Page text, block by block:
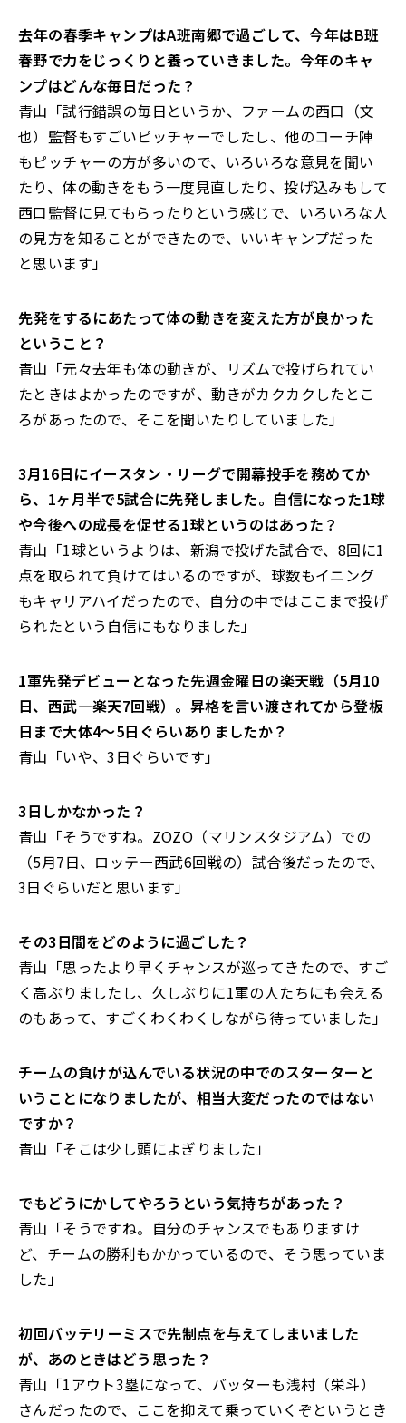
――去年の春季キャンプはA班南郷で過ごして、今年はB班
春野で力をじっくりと養っていきました。今年のキャ
ンプはどんな毎日だった？
青山「試行錯誤の毎日というか、ファームの西口（文
也）監督もすごいピッチャーでしたし、他のコーチ陣
もピッチャーの方が多いので、いろいろな意見を聞い
たり、体の動きをもう一度見直したり、投げ込みもして
西口監督に見てもらったりという感じで、いろいろな人
の見方を知ることができたので、いいキャンプだった
と思います」
――先発をするにあたって体の動きを変えた方が良かった
ということ？
青山「元々去年も体の動きが、リズムで投げられてい
たときはよかったのですが、動きがカクカクしたとこ
ろがあったので、そこを聞いたりしていました」
――3月16日にイースタン・リーグで開幕投手を務めてか
ら、1ヶ月半で5試合に先発しました。自信になった1球
や今後への成長を促せる1球というのはあった？
青山「1球というよりは、新潟で投げた試合で、8回に1
点を取られて負けてはいるのですが、球数もイニング
もキャリアハイだったので、自分の中ではここまで投げ
られたという自信にもなりました」
――1軍先発デビューとなった先週金曜日の楽天戦（5月10
日、西武―楽天7回戦）。昇格を言い渡されてから登板
日まで大体4～5日ぐらいありましたか？
青山「いや、3日ぐらいです」
――3日しかなかった？
青山「そうですね。ZOZO（マリンスタジアム）での
（5月7日、ロッテー西武6回戦の）試合後だったので、
3日ぐらいだと思います」
――その3日間をどのように過ごした？
青山「思ったより早くチャンスが巡ってきたので、すご
く高ぶりましたし、久しぶりに1軍の人たちにも会える
のもあって、すごくわくわくしながら待っていました」
――チームの負けが込んでいる状況の中でのスターターと
いうことになりましたが、相当大変だったのではない
ですか？
青山「そこは少し頭によぎりました」
――でもどうにかしてやろうという気持ちがあった？
青山「そうですね。自分のチャンスでもありますけ
ど、チームの勝利もかかっているので、そう思っていま
した」
――初回バッテリーミスで先制点を与えてしまいました
が、あのときはどう思った？
青山「1アウト3塁になって、バッターも浅村（栄斗）
さんだったので、ここを抑えて乗っていくぞというとき